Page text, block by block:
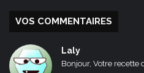
VOS COMMENTAIRES
Laly
Bonjour, Votre recette